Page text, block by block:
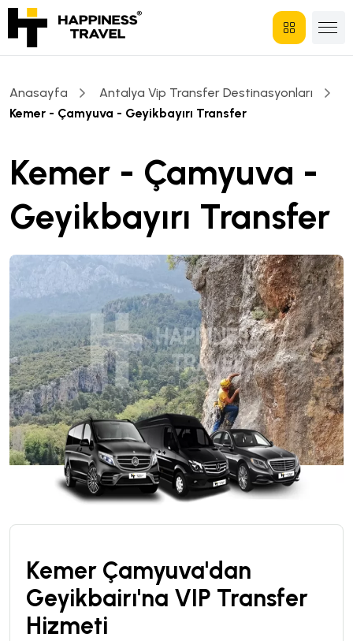
Anasayfa
Antalya Vip Transfer Destinasyonları
Kemer - Çamyuva - Geyikbayırı Transfer
Kemer - Çamyuva -
Geyikbayırı Transfer
Kemer Çamyuva'dan
Geyikbairı'na VIP Transfer
Hizmeti